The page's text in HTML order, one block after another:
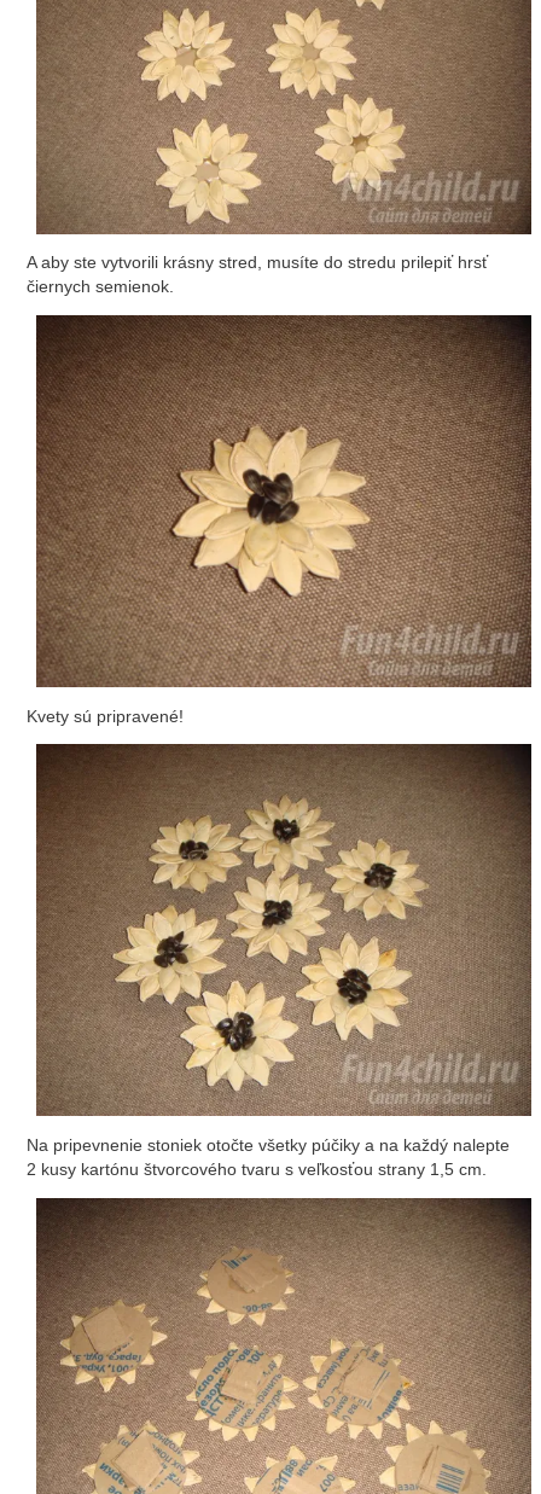
A aby ste vytvorili krásny stred, musíte do stredu prilepiť hrsť
čiernych semienok.
Kvety sú pripravené!
Na pripevnenie stoniek otočte všetky púčiky a na každý nalepte
2 kusy kartónu štvorcového tvaru s veľkosťou strany 1,5 cm.